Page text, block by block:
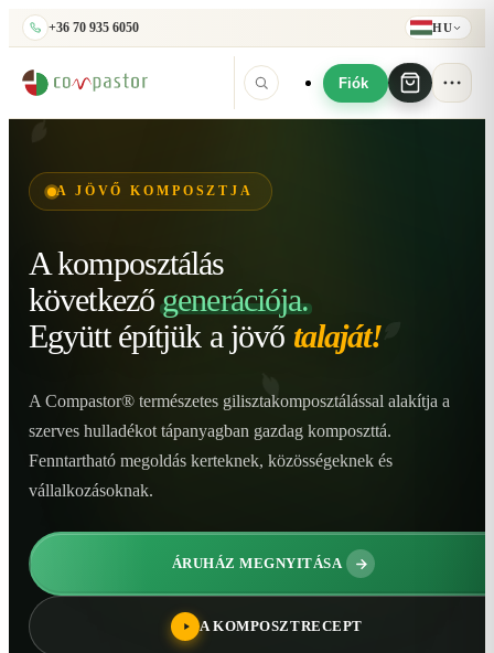
+36 70 935 6050 HU
Fiók
A JÖVŐ KOMPOSZTJA
A komposztálás
következő generációja.
Együtt építjük a jövő talaját!
A Compastor® természetes gilisztakomposztálással alakítja a
szerves hulladékot tápanyagban gazdag komposzttá.
Fenntartható megoldás kerteknek, közösségeknek és
vállalkozásoknak.
ÁRUHÁZ MEGNYITÁSA
A KOMPOSZTRECEPT